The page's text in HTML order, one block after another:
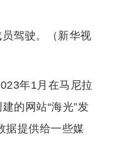
驾驶。（新华视
年1月在马尼拉
的网站“海光”发
据提供给一些媒